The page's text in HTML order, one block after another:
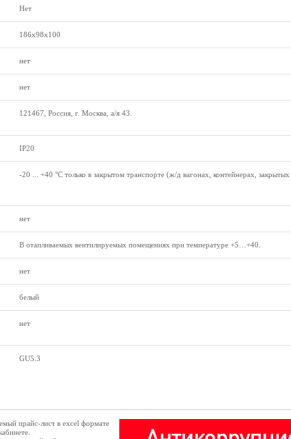
Нет
186x98x100
нет
нет
121467, Россия, г. Москва, а/я 43.
IP20
-20 ... +40 °C только в закрытом транспорте (ж/д вагонах, контейнерах,
нет
В отапливаемых вентилируемых помещениях при температуре +5…+40.
нет
белый
нет
GU5.3
прайс-лист в excel формате
.